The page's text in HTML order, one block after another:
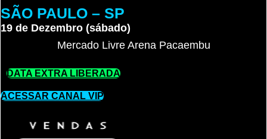
SÃO PAULO – SP
19 de Dezembro (sábado)
Mercado Livre Arena Pacaembu
DATA EXTRA LIBERADA
ACESSAR CANAL VIP